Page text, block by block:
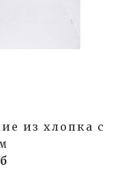
из хлопка с